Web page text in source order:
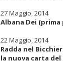
27 Maggio, 2014
Albana Dei
22 Maggio, 2014
Radda nel
la nuova carta del